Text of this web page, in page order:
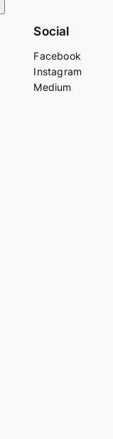
Social
Facebook
Instagram
Medium